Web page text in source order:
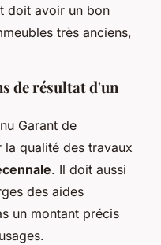
doit avoir un bon
très anciens,
de résultat d'un
Garant de
la qualité des travaux
. Il doit aussi
des aides
un montant précis